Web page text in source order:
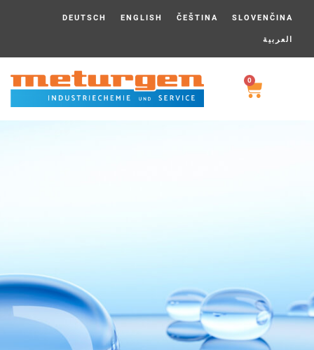
DEUTSCH ENGLISH ČEŠTINA SLOVENČINA
العربية
0